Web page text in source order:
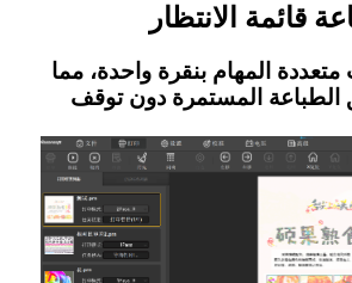
قائمة الانتظار
المهام بنقرة واحدة، مما
المستمرة دون توقف